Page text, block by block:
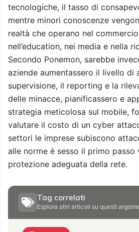
tecnologiche, il tasso di
mentre minori conoscenze
realtà che operano nel
nell’education, nei media e nella
Secondo Ponemon, sarebbe
aziende aumentassero il livello di
supervisione, il reporting e la
delle minacce, pianificassero e
strategia meticolosa sul mobile,
valutare il costo di un cyber
settori le imprese subiscono
alle norme è sesso il primo passo
protezione adeguata della rete.
Tag correlati
Esplora altri articoli su questi